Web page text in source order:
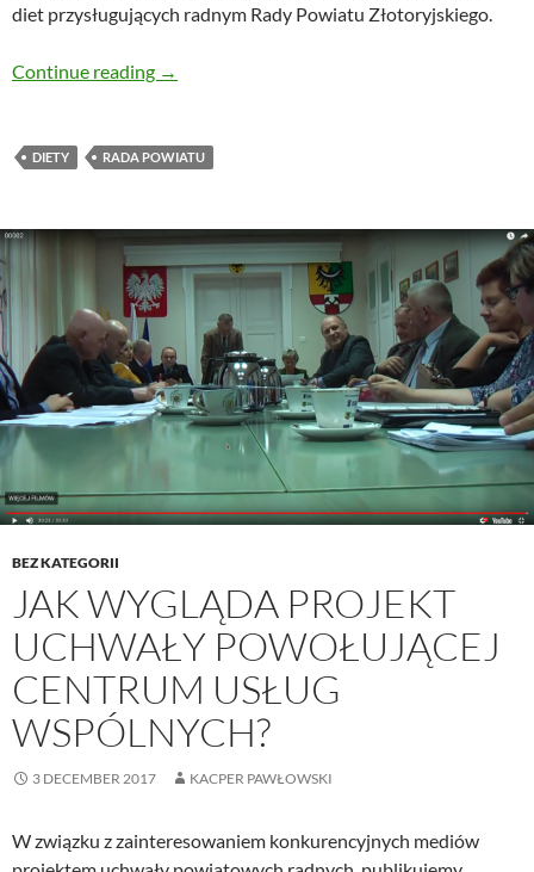
diet przysługujących radnym Rady Powiatu Złotoryjskiego.
Continue reading Radni zwiększą diety członkom zarządu
→
DIETY RADA POWIATU
BEZ KATEGORII
JAK WYGLĄDA PROJEKT
UCHWAŁY POWOŁUJĄCEJ
CENTRUM USŁUG
WSPÓLNYCH?
3 DECEMBER 2017 KACPER PAWŁOWSKI
W związku z zainteresowaniem konkurencyjnych mediów